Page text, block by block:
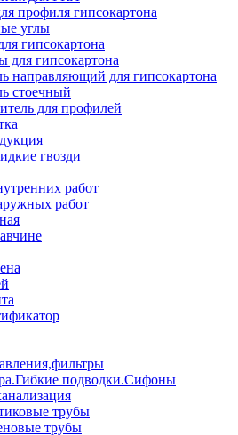
профиля гипсокартона
углы
гипсокартона
для гипсокартона
направляющий для гипсокартона
стоечный
для профилей
гвозди
работ
работ
подводки.Сифоны
трубы
трубы